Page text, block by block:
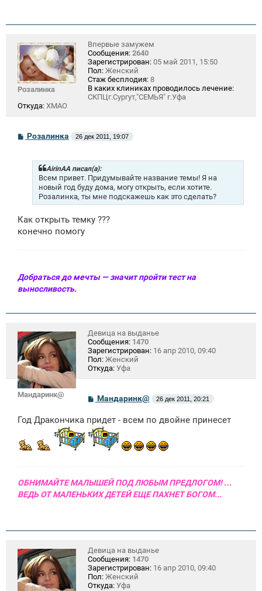
Розалинка
Впервые замужем
Сообщения: 2640
Зарегистрирован: 05 май 2011, 15:50
Пол: Женский
Стаж бесплодия: 8
В каких клиниках проводилось лечение:
СКПЦг.Сургут,"СЕМЬЯ" г.Уфа
Откуда: ХМАО
СРозалинка 26 дек 2011, 19:07
AirinAA писал(а):
Всем привет. Придумывайте название темы! Я на
новый год буду дома, могу открыть, если хотите.
Розалинка, ты мне подскажешь как это сделать?
Как открыть темку ???
конечно помогу
Добраться до мечты — значит пройти тест на
выносливость.
Мандаринк@
Девица на выданье
Сообщения: 1470
Зарегистрирован: 16 апр 2010, 09:40
Пол: Женский
Откуда: Уфа
С
б
щ
е
н
Мандаринк@ 26 дек 2011, 20:21
Год Дракончика придет - всем по двойне принесет
ОБНИМАЙТЕ МАЛЫШЕЙ ПОД ЛЮБЫМ ПРЕДЛОГОМ! …
ВЕДЬ ОТ МАЛЕНЬКИХ ДЕТЕЙ ЕЩЕ ПАХНЕТ БОГОМ...
Девица на выданье
Сообщения: 1470
Зарегистрирован: 16 апр 2010, 09:40
Пол: Женский
Откуда: Уфа